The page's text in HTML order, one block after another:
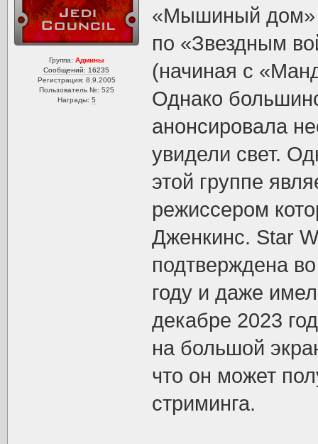
Группа: Админы
Сообщений: 16235
Регистрация: 8.9.2005
Пользователь №: 525
Награды: 5
«Мышиный дом»
по «Звездным
(начиная с
Однако
анонсировала
увидели свет.
этой группе
режиссером
Дженкинс. Star
подтверждена
году и даже
декабре 2023
на большой
что он может
стриминга.